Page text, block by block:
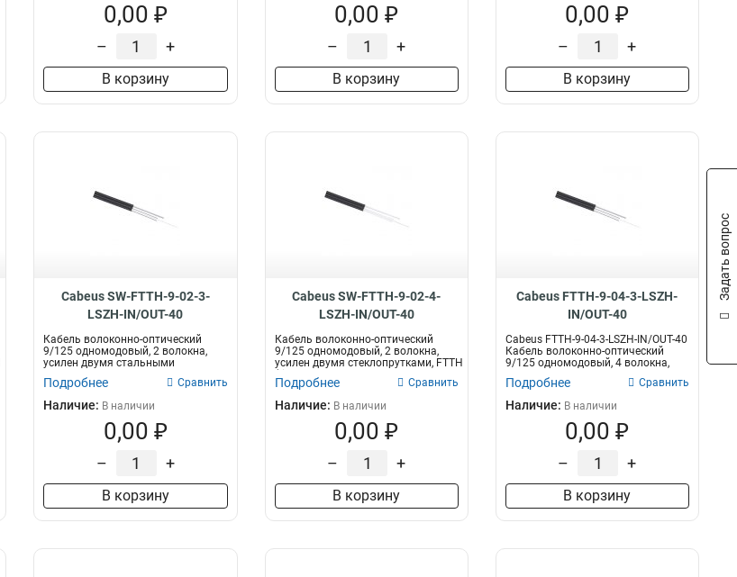
0,00 ₽
– +
В корзину
0,00 ₽
– +
В корзину
0,00 ₽
– +
В корзину
Cabeus SW-FTTH-9-02-3-
LSZH-IN/OUT-40
Кабель волоконно-оптический
9/125 одномодовый, 2 волокна,
усилен двумя стальными
проволоками, F...
Подробнее Сравнить
Наличие: В наличии
0,00 ₽
– +
В корзину
Cabeus SW-FTTH-9-02-4-
LSZH-IN/OUT-40
Кабель волоконно-оптический
9/125 одномодовый, 2 волокна,
усилен двумя стеклопрутками, FTTH
Подробнее Сравнить
Наличие: В наличии
0,00 ₽
– +
В корзину
Cabeus FTTH-9-04-3-LSZH-
IN/OUT-40
Cabeus FTTH-9-04-3-LSZH-IN/OUT-40
Кабель волоконно-оптический
9/125 одномодовый, 4 волокна,
Подробнее Сравнить
Наличие: В наличии
0,00 ₽
– +
В корзину
Задать вопрос